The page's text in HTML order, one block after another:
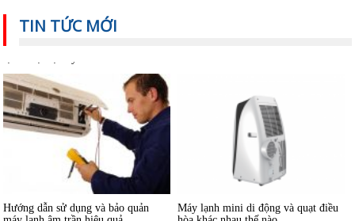
TIN TỨC MỚI
Cách sửa máy lạnh âm trần không
lạnh hoặc lạnh yếu
Hướng dẫn sử dụng và bảo quản
máy lạnh âm trần hiệu quả
Máy lạnh mini di động và quạt điều